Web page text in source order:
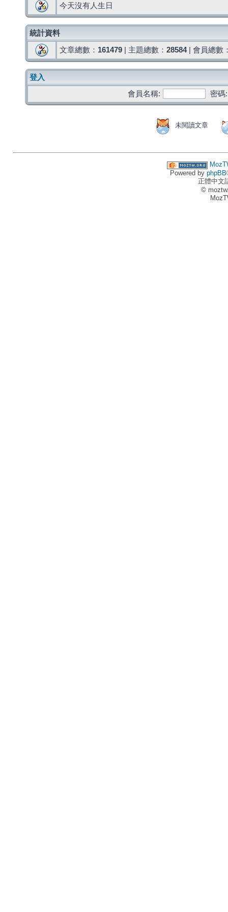
今天沒有人生日
統計資料
文章總數： 161479 | 主題總數： 28584| 會員總數
登入
會員名稱:
密碼:
未閱讀文章
Powered by phpBB
正體中文
©